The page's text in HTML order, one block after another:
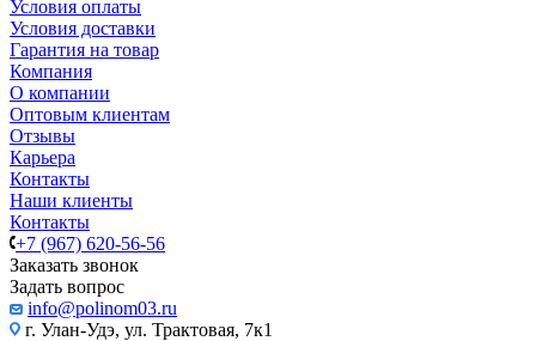
Условия оплаты
Условия доставки
Гарантия на товар
Компания
О компании
Оптовым клиентам
Отзывы
Карьера
Контакты
Наши клиенты
Контакты
+7 (967) 620-56-56
Заказать звонок
Задать вопрос
info@polinom03.ru
г. Улан-Удэ, ул. Трактовая, 7к1